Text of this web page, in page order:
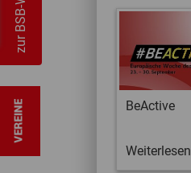
BeActive
Weiterlesen